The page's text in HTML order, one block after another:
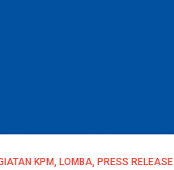
KPM LOMBA PRESS RELEASE